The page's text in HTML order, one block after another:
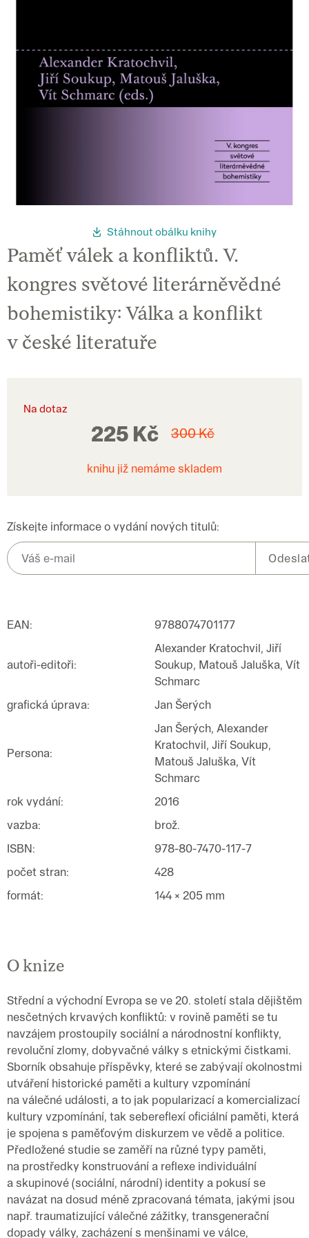
Stáhnout obálku knihy
Paměť válek a konfliktů. V.
kongres světové literárněvědné
bohemistiky: Válka a konflikt
v české literatuře
Na dotaz
300 Kč
225 Kč
knihu již nemáme skladem
Získejte informace o vydání nových titulů:
EAN: 9788074701177
autoři-editoři:
Alexander Kratochvil, Jiří
Soukup, Matouš Jaluška, Vít
Schmarc
grafická úprava: Jan Šerých
Persona:
Jan Šerých, Alexander
Kratochvil, Jiří Soukup,
Matouš Jaluška, Vít
Schmarc
rok vydání:
2016
vazba:
brož.
ISBN:
978-80-7470-117-7
počet stran:
428
formát: 144 × 205 mm
O knize
Střední a východní Evropa se ve 20. století stala dějištěm
nesčetných krvavých konfliktů: v rovině paměti se tu
navzájem prostoupily sociální a národnostní konflikty,
revoluční zlomy, dobyvačné války s etnickými čistkami.
Sborník obsahuje příspěvky, které se zabývají okolnostmi
utváření historické paměti a kultury vzpomínání
na válečné události, a to jak popularizací a komercializací
kultury vzpomínání, tak sebereflexí oficiální paměti, která
je spojena s paměťovým diskurzem ve vědě a politice.
Předložené studie se zaměří na různé typy paměti,
na prostředky konstruování a reflexe individuální
a skupinové (sociální, národní) identity a pokusí se
navázat na dosud méně zpracovaná témata, jakými jsou
např. traumatizující válečné zážitky, transgenerační
dopady války, zacházení s menšinami ve válce,